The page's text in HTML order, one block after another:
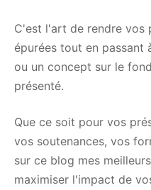
C'est l'art de rendre vos
épurées tout en passant
ou un concept sur le
présenté.
Que ce soit pour vos
vos soutenances, vos
sur ce blog mes
maximiser l'impact de